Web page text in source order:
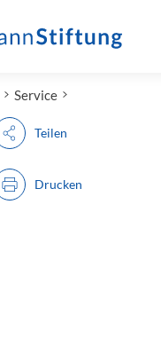
Service
Teilen
Drucken